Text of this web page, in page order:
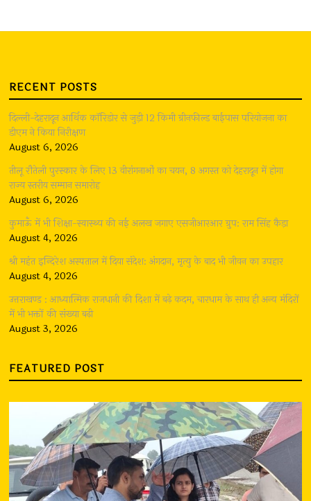
RECENT POSTS
दिल्ली-देहरादून आर्थिक कॉरिडोर से जुड़ी 12 किमी ग्रीनफील्ड बाईपास परियोजना का
डीएम ने किया निरीक्षण
August 6, 2026
तीलू रौतेली पुरस्कार के लिए 13 वीरांगनाओं का चयन, 8 अगस्त को देहरादून में होगा
राज्य स्तरीय सम्मान समारोह
August 6, 2026
कुमाऊँ में भी शिक्षा-स्वास्थ्य की नई अलख जगाए एसजीआरआर ग्रुप: राम सिंह कैड़ा
August 4, 2026
श्री महंत इन्दिरेश अस्पताल में दिया संदेश: अंगदान, मृत्यु के बाद भी जीवन का उपहार
August 4, 2026
उत्तराखण्ड : आध्यात्मिक राजधानी की दिशा में बढ़े कदम, चारधाम के साथ ही अन्य मंदिरों
में भी भक्तों की संख्या बढ़ी
August 3, 2026
FEATURED POST